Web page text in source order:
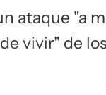
ataque "a
vivir" de